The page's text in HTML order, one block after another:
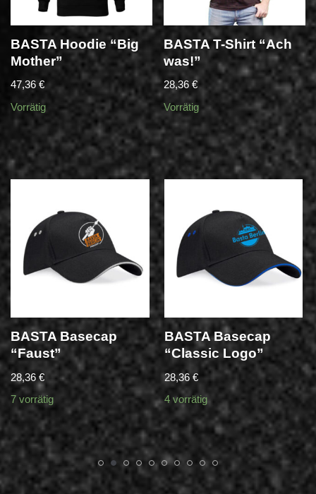
BASTA Hoodie “Big
Mother”
47,36 €
Vorrätig
BASTA T-Shirt “Ach
was!”
28,36€
Vorrätig
BASTA Basecap
“Faust”
28,36 €
7 vorrätig
BASTA Basecap
“Classic Logo”
28,36 €
4 vorrätig